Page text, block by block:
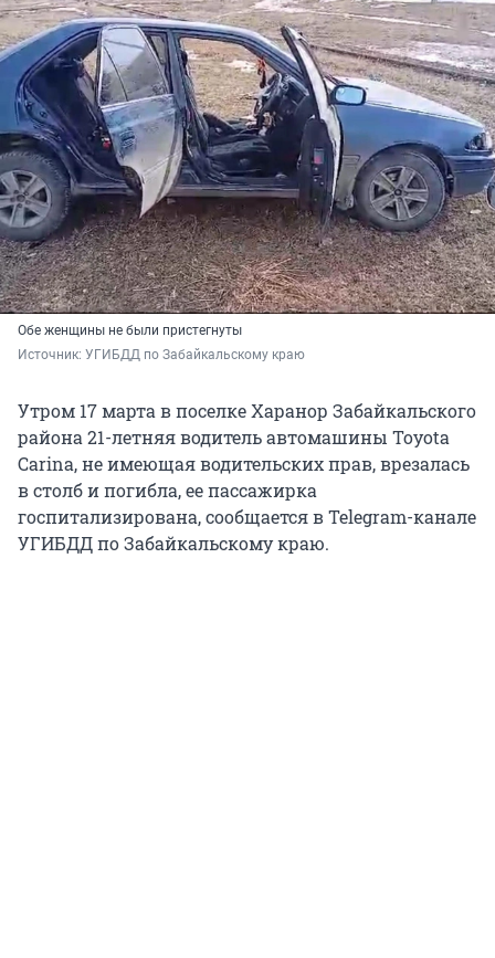
Обе женщины не были пристегнуты
Источник: УГИБДД по Забайкальскому краю
Утром 17 марта в поселке Харанор Забайкальского
района 21-летняя водитель автомашины Toyota
Carina, не имеющая водительских прав, врезалась
в столб и погибла, ее пассажирка
госпитализирована, сообщается в Telegram-канале
УГИБДД по Забайкальскому краю.